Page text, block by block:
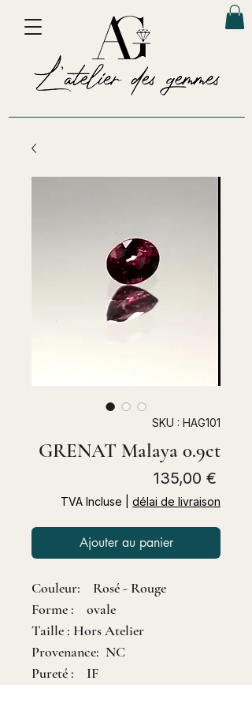
SKU : HAG101
GRENAT Malaya 0.9ct
135,00 €
TVA Incluse délai de livraison
Ajouter au panier
Couleur: Rosé - Rouge
Forme : ovale
Taille : Hors Atelier
Provenance: NC
Pureté : IF